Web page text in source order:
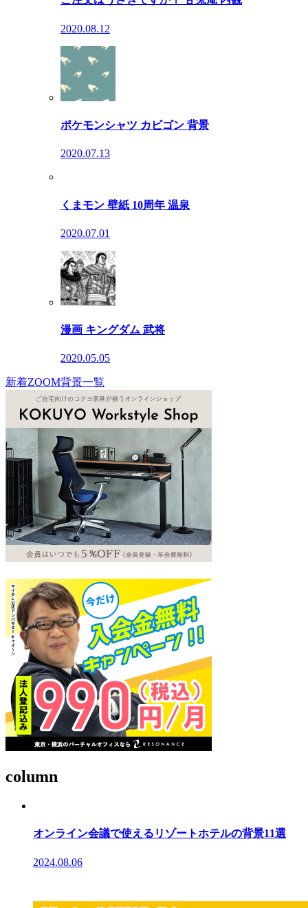
2020.08.12
ポケモンシャツ カビゴン 背景
2020.07.13
くまモン 壁紙 10周年 温泉
2020.07.01
漫画 キングダム 武将
2020.05.05
新着ZOOM背景一覧
column
オンライン会議で使えるリゾートホテルの背景11選
2024.08.06